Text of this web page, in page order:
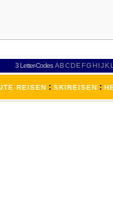
3 Letter-Codes ABCDEFGH IJKL
REISEN : SKIREISEN :